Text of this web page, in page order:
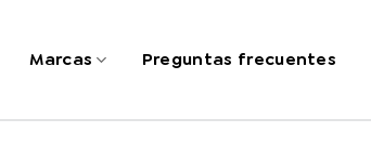
Marcas Preguntas frecuentes